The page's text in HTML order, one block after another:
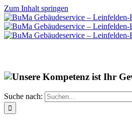
Zum Inhalt springen
Suche nach: